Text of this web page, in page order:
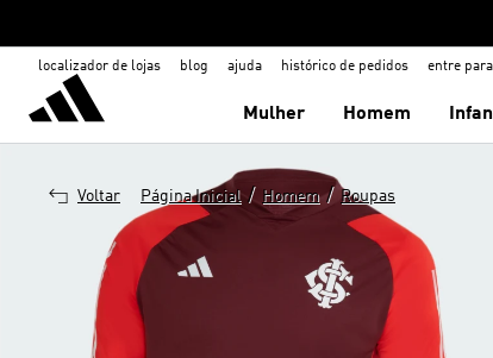
localizador de lojas blog ajuda histórico de pedidos entre
Mulher Homem
Voltar Página Inicial / Homem / Roupas